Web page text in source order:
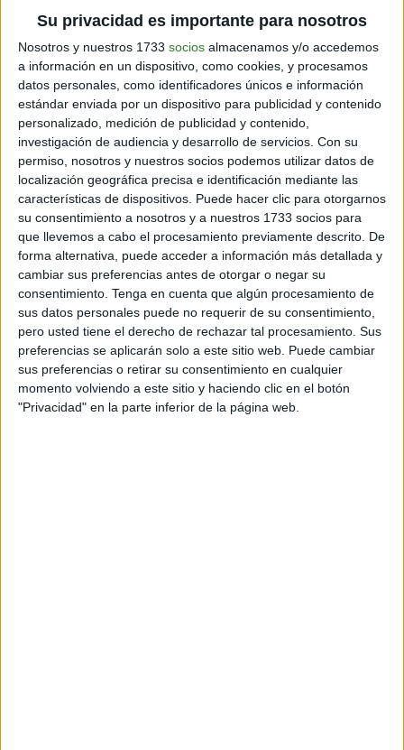
Su privacidad es importante para nosotros
Nosotros y nuestros 1733 socios almacenamos y/o accedemos
a información en un dispositivo, como cookies, y procesamos
datos personales, como identificadores únicos e información
estándar enviada por un dispositivo para publicidad y contenido
personalizado, medición de publicidad y contenido,
investigación de audiencia y desarrollo de servicios. Con su
permiso, nosotros y nuestros socios podemos utilizar datos de
localización geográfica precisa e identificación mediante las
características de dispositivos. Puede hacer clic para otorgarnos
su consentimiento a nosotros y a nuestros 1733 socios para
que llevemos a cabo el procesamiento previamente descrito. De
forma alternativa, puede acceder a información más detallada y
cambiar sus preferencias antes de otorgar o negar su
consentimiento. Tenga en cuenta que algún procesamiento de
sus datos personales puede no requerir de su consentimiento,
pero usted tiene el derecho de rechazar tal procesamiento. Sus
preferencias se aplicarán solo a este sitio web. Puede cambiar
sus preferencias o retirar su consentimiento en cualquier
momento volviendo a este sitio y haciendo clic en el botón
"Privacidad" en la parte inferior de la página web.
Por su parte,el gobierno argentino se sumó a los
países que suspenden los vuelos desde y hacia Reino
Unido a partir de este lunes, en forma preventiva. "A
partir de las recomendaciones de la cartera de Salud,
se decidió permitir solamente el arribo del vuelo
previsto para este lunes a las 9H00 (12H00GMT) al
aeropuerto internacional de Ezeiza", indicó un
comunicado oficial.
Comparte en redes sociales:
Guardar
Etiquetas:
covid categoria 4 argentina